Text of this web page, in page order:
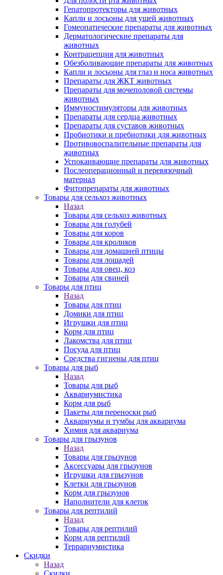
Гепатопротекторы для животных
Капли и лосьоны для ушей животных
Гомеопатические препараты для животных
Дерматологические препараты для
животных
Контрацепция для животных
Обезболивающие препараты для животных
Капли и лосьоны для глаз и носа животных
Препараты для ЖКТ животных
Препараты для мочеполовой системы
животных
Иммуностимуляторы для животных
Препараты для сердца животных
Препараты для суставов животных
Пробиотики и пребиотики для животных
Противовоспалительные препараты для
животных
Успокаивающие препараты для животных
Послеоперационный и перевязочный
материал
Фитопрепараты для животных
Товары для сельхоз животных
Назад
Товары для сельхоз животных
Товары для голубей
Товары для коров
Товары для кроликов
Товары для домашней птицы
Товары для лошадей
Товары для овец, коз
Товары для свиней
Товары для птиц
Назад
Товары для птиц
Домики для птиц
Игрушки для птиц
Корм для птиц
Лакомства для птиц
Посуда для птиц
Средства гигиены для птиц
Товары для рыб
Назад
Товары для рыб
Аквариумистика
Корм для рыб
Пакеты для переноски рыб
Аквариумы и тумбы для аквариума
Химия для аквариума
Товары для грызунов
Назад
Товары для грызунов
Аксессуары для грызунов
Игрушки для грызунов
Клетки для грызунов
Корм для грызунов
Наполнители для клеток
Товары для рептилий
Назад
Товары для рептилий
Корм для рептилий
Террариумистика
Скидки
Назад
Скидки